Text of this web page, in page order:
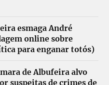
esmaga André
online sobre
para enganar totós)
de Albufeira alvo
suspeitas de crimes de